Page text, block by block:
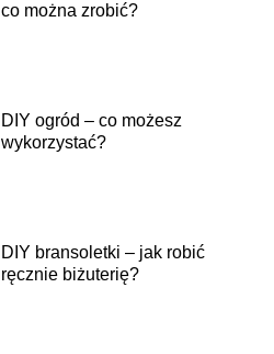
co można zrobić?
DIY ogród – co możesz
wykorzystać?
DIY bransoletki – jak robić
ręcznie biżuterię?